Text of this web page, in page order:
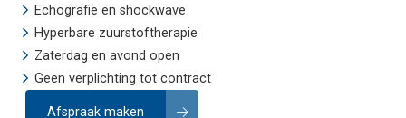
Echografie enshockwave
Hyperbare zuurstoftherapie
Zaterdag en avond open
Geen verplichting tot contract
Afspraak maken